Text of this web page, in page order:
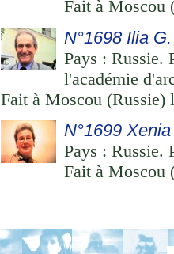
Fait à Moscou
N°1698 Ilia
Pays : Russie.
l'académie
Fait à Moscou (Russie)
N°1699
Pays : Russie.
Fait à Moscou